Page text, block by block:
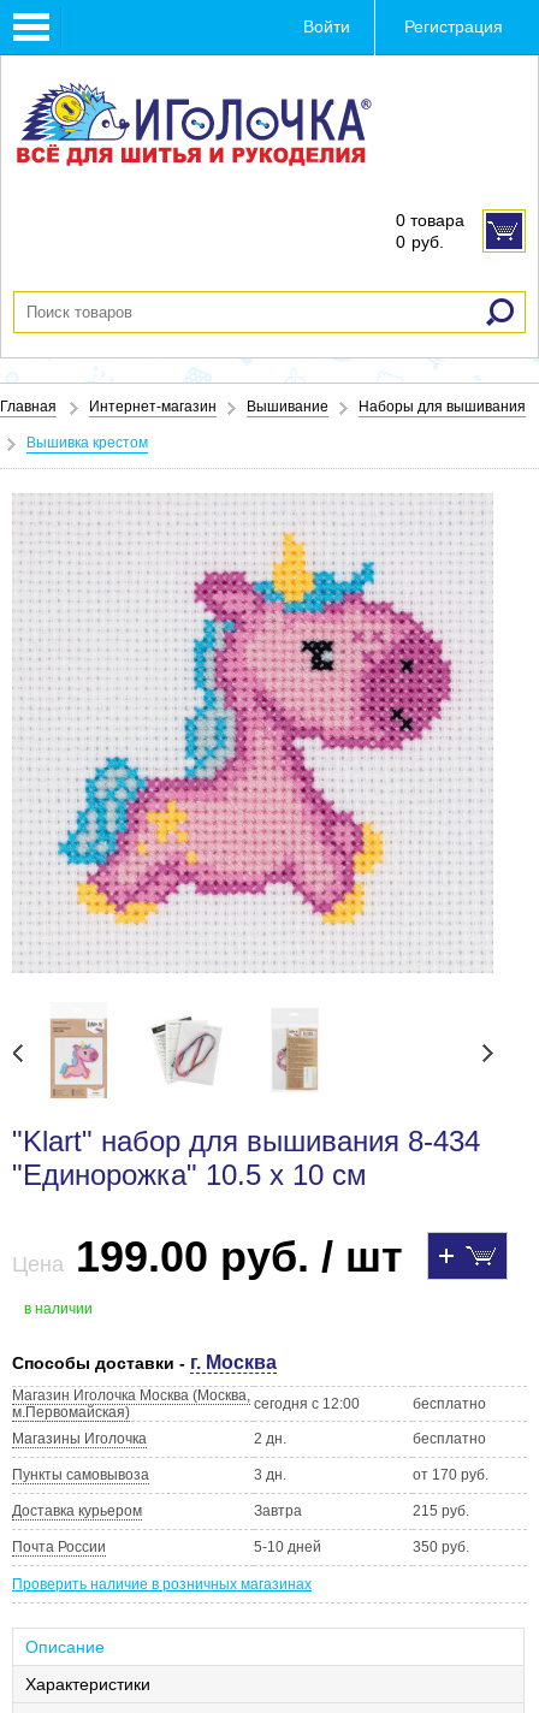
Toggle
navigation
Войти Регистрация
0 товара
0 руб.
Главная Интернет-магазин Вышивание Наборы для вышивания
Вышивка крестом
"Klart" набор для вышивания 8-434
"Единорожка" 10.5 х 10 см
Цена 199.00 руб. / шт
в наличии
Способы доставки - г. Москва
Магазин Иголочка Москва (Москва,
м.Первомайская)
сегодня с 12:00 бесплатно
Магазины Иголочка 2 дн. бесплатно
Пункты самовывоза 3 дн. от 170 руб.
Доставка курьером Завтра 215 руб.
Почта России 5-10 дней 350 руб.
Проверить наличие в розничных магазинах
Описание
Характеристики